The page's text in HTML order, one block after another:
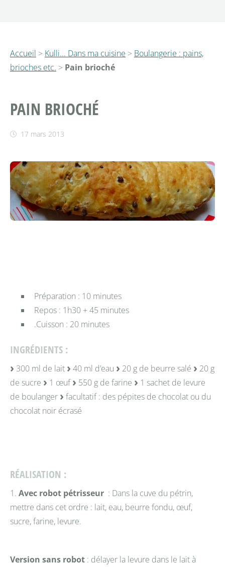
Accueil > Kulli... Dans ma cuisine > Boulangerie : pains,
brioches etc. > Pain brioché
PAIN BRIOCHÉ
17 mars 2013
Préparation : 10 minutes
Repos : 1h30 + 45 minutes
.Cuisson : 20 minutes
INGRÉDIENTS :
300 ml de lait 40 ml d’eau 20 g de beurre salé
20 g
de sucre
1 œuf 550 g de farine
1 sachet de levure
de boulanger
facultatif : des pépites de chocolat ou du
chocolat noir écrasé
RÉALISATION :
1. Avec robot pétrisseur : Dans la cuve du pétrin,
mettre dans cet ordre : lait, eau, beurre fondu, œuf,
sucre, farine, levure.
Version sans robot : délayer la levure dans le lait à